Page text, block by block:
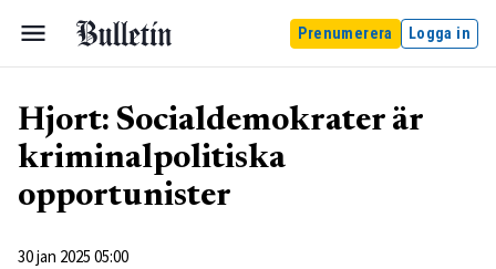
Prenumerera Logga in
Hjort: Socialdemokrater är
kriminalpolitiska
opportunister
30 jan 2025 05:00